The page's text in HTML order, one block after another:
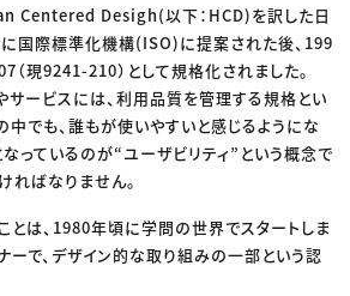
Centered Desigh(以下：HCD)を訳した日
に国際標準化機構(ISO)に提案された後、199
現9241-210）として規格化されました。
サービスには、利用品質を管理する規格とい
中でも、誰もが使いやすいと感じるようにな
っているのが“ユーザビリティ”という概念で
ればなりません。
とは、1980年頃に学問の世界でスタートしま
ーで、デザイン的な取り組みの一部という認